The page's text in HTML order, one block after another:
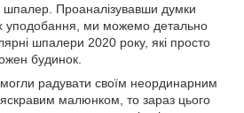
шпалер. Проаналізувавши думки
уподобання, ми можемо детально
шпалери 2020 року, які просто
будинок.
радувати своїм неординарним
малюнком, то зараз цього